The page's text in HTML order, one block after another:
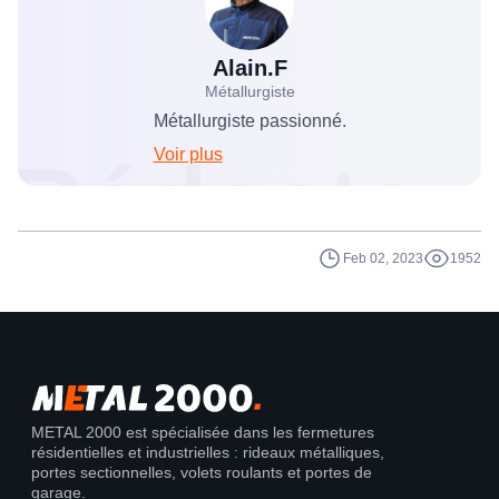
propriétaire. Il est important de consulter le
contrat de location pour savoir qui est
responsable des réparations et de discuter
avec le propriétaire ou de consulter un avocat
en cas de doute.
Alain.F
Métallurgiste
Métallurgiste passionné.
Voir plus
Feb 02, 2023 1952
METAL 2000 est spécialisée dans les fermetures
résidentielles et industrielles : rideaux métalliques,
portes sectionnelles, volets roulants et portes de
garage.